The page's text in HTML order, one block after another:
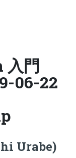
門
06-22
Urabe)